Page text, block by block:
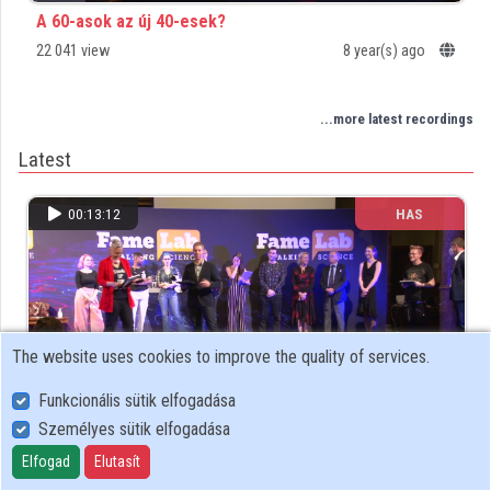
Organizations
A 60-asok az új 40-esek?
22 041 view 8 year(s) ago
...more latest recordings
Latest
00:13:12 HAS
Eredmény hirdetés
The website uses cookies to improve the quality of services.
Funkcionális sütik elfogadása
Személyes sütik elfogadása
Elfogad Elutasít